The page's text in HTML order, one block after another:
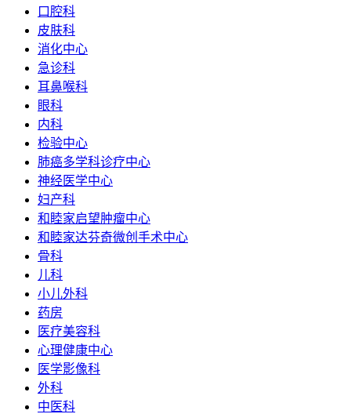
口腔科
皮肤科
消化中心
急诊科
耳鼻喉科
眼科
内科
检验中心
肺癌多学科诊疗中心
神经医学中心
妇产科
和睦家启望肿瘤中心
和睦家达芬奇微创手术中心
骨科
儿科
小儿外科
药房
医疗美容科
心理健康中心
医学影像科
外科
中医科